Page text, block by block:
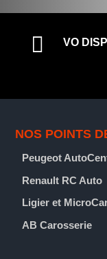
 VO
NOS POINTS
Peugeot
Renault RC Auto
Ligier et
AB Carosserie